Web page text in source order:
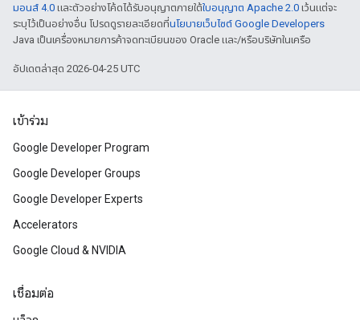
มอนส์ 4.0 และตัวอย่างโค้ดได้รับอนุญาตภายใต้ใบอนุญาต Apache 2.0 เว้นแต่จะ
ระบุไว้เป็นอย่างอื่น โปรดดูรายละเอียดที่นโยบายเว็บไซต์ Google Developers
Java เป็นเครื่องหมายการค้าจดทะเบียนของ Oracle และ/หรือบริษัทในเครือ
อัปเดตล่าสุด 2026-04-25 UTC
เข้าร่วม
Google Developer Program
Google Developer Groups
Google Developer Experts
Accelerators
Google Cloud & NVIDIA
เชื่อมต่อ